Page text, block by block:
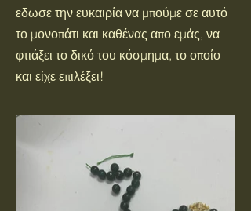
εδωσε την ευκαιρία να μπούμε σε αυτό
το μονοπάτι και καθένας απο εμάς, να
φτιάξει το δικό του κόσμημα, το οποίο
και είχε επιλέξει!